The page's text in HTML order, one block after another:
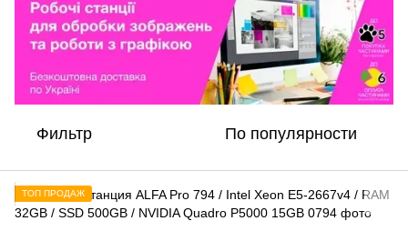
Фильтр По популярности
ТОП ПРОДАЖ